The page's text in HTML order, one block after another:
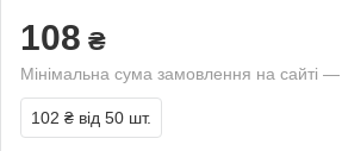
108 ₴
Мінімальна сума замовлення на сайті
102 ₴ від 50 шт.